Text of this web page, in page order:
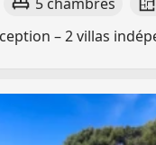
5 chambres
– 2 villas